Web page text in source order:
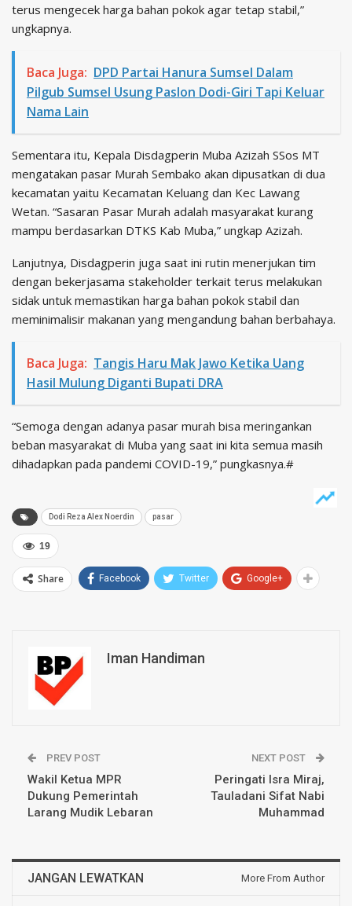
terus mengecek harga bahan pokok agar tetap stabil,”
ungkapnya.
Baca Juga: DPD Partai Hanura Sumsel Dalam
Pilgub Sumsel Usung Paslon Dodi-Giri Tapi Keluar
Nama Lain
Sementara itu, Kepala Disdagperin Muba Azizah SSos MT
mengatakan pasar Murah Sembako akan dipusatkan di dua
kecamatan yaitu Kecamatan Keluang dan Kec Lawang
Wetan. “Sasaran Pasar Murah adalah masyarakat kurang
mampu berdasarkan DTKS Kab Muba,” ungkap Azizah.
Lanjutnya, Disdagperin juga saat ini rutin menerjukan tim
dengan bekerjasama stakeholder terkait terus melakukan
sidak untuk memastikan harga bahan pokok stabil dan
meminimalisir makanan yang mengandung bahan berbahaya.
Baca Juga: Tangis Haru Mak Jawo Ketika Uang
Hasil Mulung Diganti Bupati DRA
“Semoga dengan adanya pasar murah bisa meringankan
beban masyarakat di Muba yang saat ini kita semua masih
dihadapkan pada pandemi COVID-19,” pungkasnya.#
Dodi Reza Alex Noerdin pasar
19
Share Facebook Twitter Google+
Iman Handiman
PREV POST
Wakil Ketua MPR
Dukung Pemerintah
Larang Mudik Lebaran
NEXT POST
Peringati Isra Miraj,
Tauladani Sifat Nabi
Muhammad
JANGAN LEWATKAN More From Author